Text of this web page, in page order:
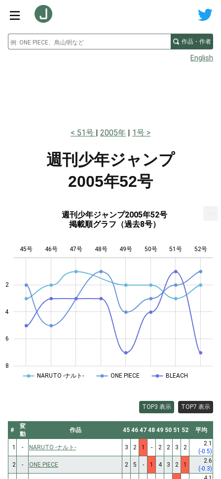
作品・作者
English
51号 2005年 1号
週刊少年ジャンプ
2005年52号
週刊少年ジャンプ2005年52号
掲載順グラフ（過去8号）
4
2
4
6
8
45号 46号 47号 48号 49号 50号 51号 52号
NARUTO -ナルト- ONE PIECE BLEACH
TOP3 表示 TOP7 表示
#
変
動
作品 45 46 47 48 49 50 51 52 平均
1 - NARUTO -ナルト- 3 2 1 - 2 2 3 2
2.1
(-0.5)
2
- ONE PIECE 2 5 - 1 4 3 2 1
2.6
(-0.3)